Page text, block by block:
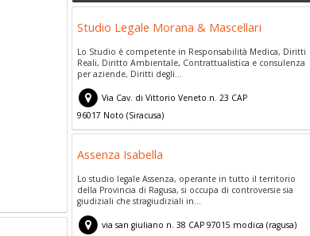
Studio Legale Morana & Mascellari
Lo Studio è competente in Responsabilità Medica, Diritti
Reali, Diritto Ambientale, Contrattualistica e consulenza
per aziende, Diritti degli...
Via Cav. di Vittorio Veneto n. 23 CAP
96017 Noto (Siracusa)
Assenza Isabella
Lo studio legale Assenza, operante in tutto il territorio
della Provincia di Ragusa, si occupa di controversie sia
giudiziali che stragiudiziali in...
via san giuliano n. 38 CAP 97015 modica (ragusa)